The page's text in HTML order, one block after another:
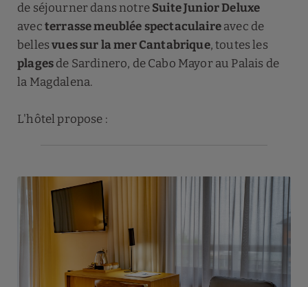
de séjourner dans notreSuite Junior Deluxe
avecterrasse meublée spectaculaireavec de
bellesvues sur la mer Cantabrique, toutes les
plagesde Sardinero, de Cabo Mayor au Palais de
la Magdalena.
L'hôtel propose :